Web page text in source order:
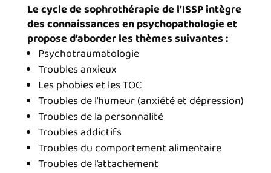
Le cycle de sophrothérapie de l’ISSP intègre
des connaissances en psychopathologie et
propose d’aborder les thèmes suivantes :
Psychotraumatologie
Troubles anxieux
Les phobies et les TOC
Troubles de l’humeur (anxiété et dépression)
Troubles de la personnalité
Troubles addictifs
Troubles du comportement alimentaire
Troubles de l’attachement